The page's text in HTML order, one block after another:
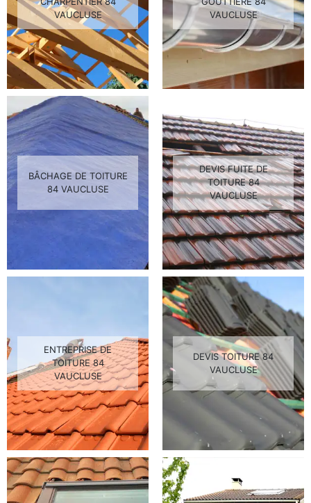
VAUCLUSE
VAUCLUSE
BÂCHAGE DE TOITURE
84 VAUCLUSE
DEVIS FUITE DE
TOITURE 84
VAUCLUSE
ENTREPRISE DE
TOITURE 84
VAUCLUSE
DEVIS TOITURE 84
VAUCLUSE